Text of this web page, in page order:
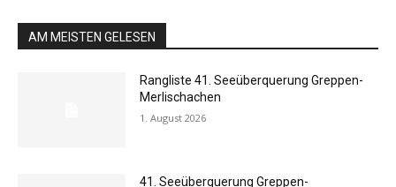
AM MEISTEN GELESEN
Rangliste 41. Seeüberquerung Greppen-
Merlischachen
1. August 2026
41. Seeüberquerung Greppen-